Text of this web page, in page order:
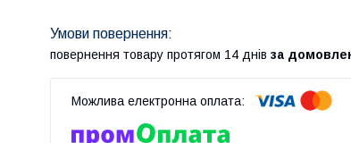
повернення товару протягом 14 днів за